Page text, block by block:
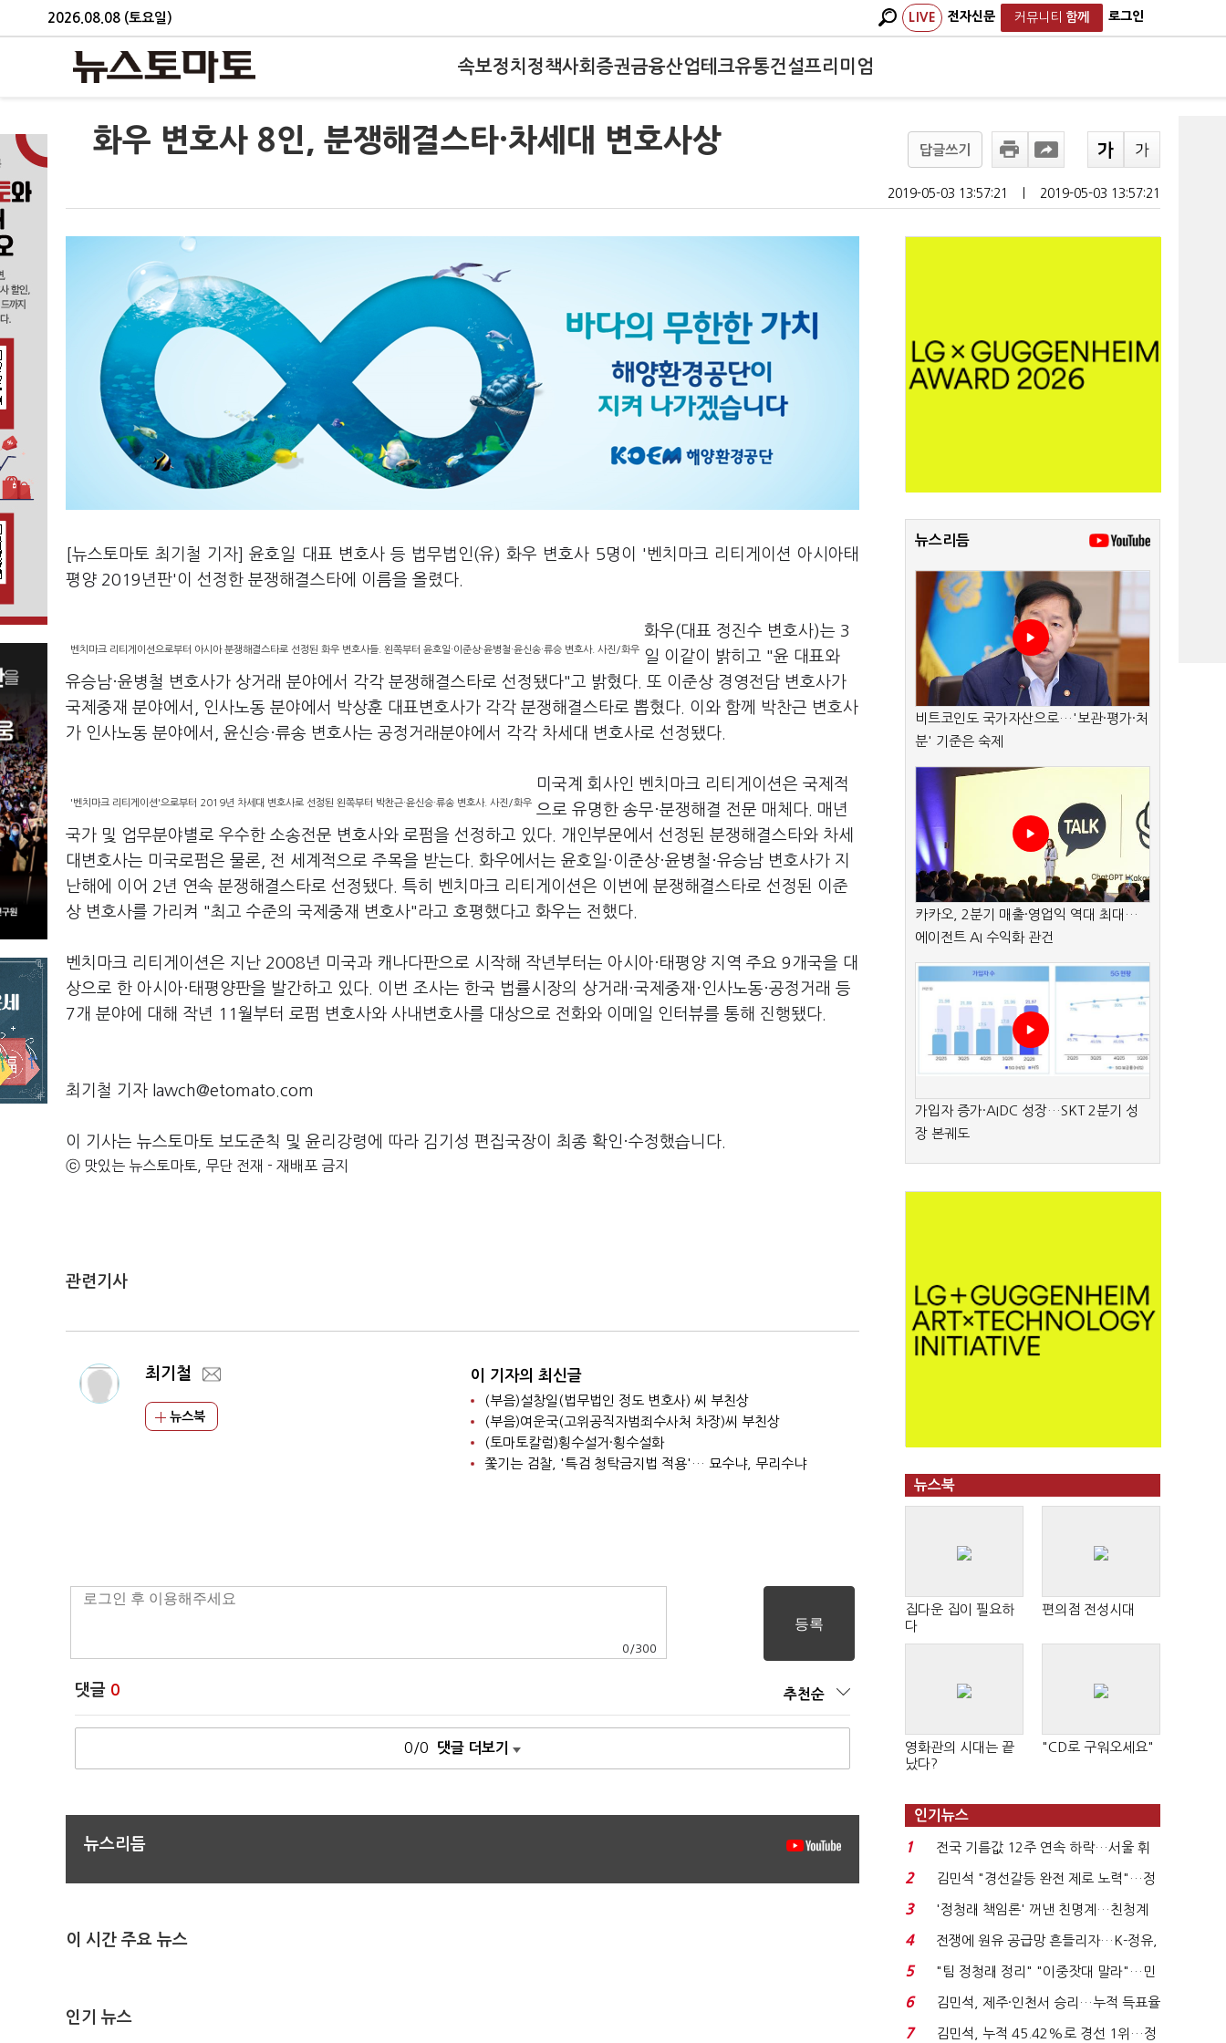
2026.08.08 (토요일) LIVE 전자신문 커뮤니티 함께 로그인
속보정치 정책사회 증권금융산업테크유통건설프리미엄
화우 변호사 8인, 분쟁해결스타·차세대 변호사상 답글쓰기
2019-05-03 13:57:21 2019-05-03 13:57:21
[뉴스토마토 최기철 기자] 윤호일 대표 변호사 등 법무법인(유) 화우 변호사 5명이 '벤치마크 리티게이션 아시아태
평양 2019년판'이 선정한 분쟁해결스타에 이름을 올렸다.
벤치마크 리티게이션으로부터 아시아 분쟁해결스타로 선정된 화우 변호사들. 왼쪽부터 윤호일·이준상·윤병철·윤신송·류승 변호사. 사진/화우
화우(대표 정진수 변호사)는 3
일 이같이 밝히고 "윤 대표와
유승남·윤병철 변호사가 상거래 분야에서 각각 분쟁해결스타로 선정됐다"고 밝혔다. 또 이준상 경영전담 변호사가
국제중재 분야에서, 인사노동 분야에서 박상훈 대표변호사가 각각 분쟁해결스타로 뽑혔다. 이와 함께 박찬근 변호사
가 인사노동 분야에서, 윤신승·류송 변호사는 공정거래분야에서 각각 차세대 변호사로 선정됐다.
'벤치마크 리티게이션'으로부터 2019년 차세대 변호사로 선정된 왼쪽부터 박찬근·윤신승·류송 변호사. 사진/화우
미국계 회사인 벤치마크 리티게이션은 국제적
으로 유명한 송무·분쟁해결 전문 매체다. 매년
국가 및 업무분야별로 우수한 소송전문 변호사와 로펌을 선정하고 있다. 개인부문에서 선정된 분쟁해결스타와 차세
대변호사는 미국로펌은 물론, 전 세계적으로 주목을 받는다. 화우에서는 윤호일·이준상·윤병철·유승남 변호사가 지
난해에 이어 2년 연속 분쟁해결스타로 선정됐다. 특히 벤치마크 리티게이션은 이번에 분쟁해결스타로 선정된 이준
상 변호사를 가리켜 "최고 수준의 국제중재 변호사"라고 호평했다고 화우는 전했다.
벤치마크 리티게이션은 지난 2008년 미국과 캐나다판으로 시작해 작년부터는 아시아·태평양 지역 주요 9개국을 대
상으로 한 아시아·태평양판을 발간하고 있다. 이번 조사는 한국 법률시장의 상거래·국제중재·인사노동·공정거래 등
7개 분야에 대해 작년 11월부터 로펌 변호사와 사내변호사를 대상으로 전화와 이메일 인터뷰를 통해 진행됐다.
최기철 기자 lawch@etomato.com
이 기사는 뉴스토마토 보도준칙 및 윤리강령에 따라 김기성 편집국장이 최종 확인·수정했습니다.
ⓒ 맛있는 뉴스토마토, 무단 전재 - 재배포 금지
관련기사
최기철
뉴스북
이 기자의 최신글
(부음)설창일(법무법인 정도 변호사) 씨 부친상
(부음)여운국(고위공직자범죄수사처 차장)씨 부친상
(토마토칼럼)횡수설거·횡수설화
쫓기는 검찰, '특검 청탁금지법 적용'… 묘수냐, 무리수냐
0 /300
댓글 0 추천순
0/0 댓글 더보기
뉴스리듬
이 시간 주요 뉴스
인기 뉴스
뉴스리듬
비트코인도 국가자산으로…'보관·평가·처
분' 기준은 숙제
카카오, 2분기 매출·영업익 역대 최대…
에이전트 AI 수익화 관건
가입자 증가·AIDC 성장…SKT 2분기 성
장 본궤도
뉴스북
집다운 집이 필요하
다
편의점 전성시대
영화관의 시대는 끝
났다?
"CD로 구워오세요"
인기뉴스
1
전국 기름값 12주 연속 하락…서울 휘
발윳값 1909원...
2
김민석 "경선갈등 완전 제로 노력"…정
청래 "반명 공세 사...
3
'정청래 책임론' 꺼낸 친명계…친청계
는 추가투표 때리기...
4
전쟁에 원유 공급망 흔들리자…K-정유,
에너지안보 핵심...
5
"팀 정청래 정리" "이중잣대 말라"…민
주 최고위원 계파 다...
6
김민석, 제주·인천서 승리…누적 득표율
'1위 탈환'(종합)...
7 김민석, 누적 45.42%로 경선 1위…정